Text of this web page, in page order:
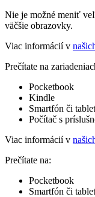
Nie je možné meniť
väčšie obrazovky.
Viac informácií v
Prečítate na
Pocketbook
Kindle
Smartfón či
Počítač s
Viac informácií v
Prečítate na:
Pocketbook
Smartfón či tablet